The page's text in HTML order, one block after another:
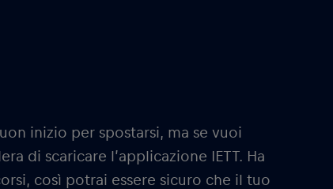
inizio per spostarsi, ma se vuoi
di scaricare l’applicazione IETT. Ha
così potrai essere sicuro che il tuo